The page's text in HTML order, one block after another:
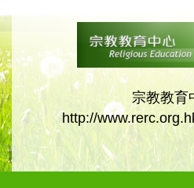
宗教教育
http://